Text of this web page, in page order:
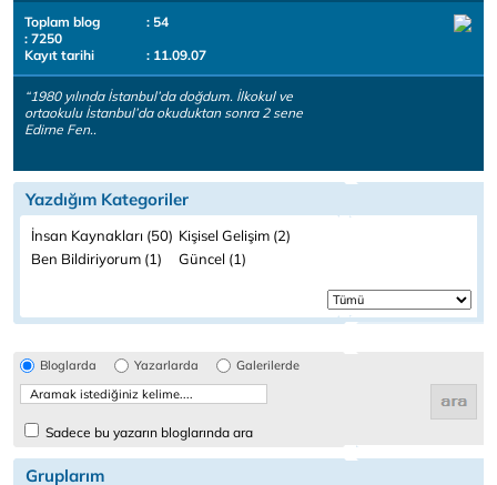
Toplam blog
: 54
: 7250
Kayıt tarihi
: 11.09.07
“1980 yılında İstanbul’da doğdum. İlkokul ve
ortaokulu İstanbul’da okuduktan sonra 2 sene
Edirne Fen..
Yazdığım Kategoriler
İnsan Kaynakları (50) Kişisel Gelişim (2)
Ben Bildiriyorum (1)
Güncel (1)
Bloglarda Yazarlarda Galerilerde
Sadece bu yazarın bloglarında ara
Gruplarım